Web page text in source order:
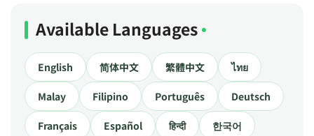
Available Languages
English 简体中文 繁體中文 ไทย
Malay Filipino Português Deutsch
Français Español हिन्दी 한국어